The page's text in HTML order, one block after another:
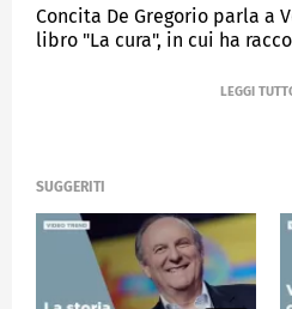
Concita De Gregorio parla a
libro "La cura", in cui ha
SUGGERITI